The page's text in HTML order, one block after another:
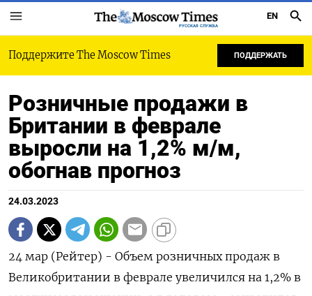
РУССКАЯ СЛУЖБА
EN
Поддержите The Moscow Times ПОДДЕРЖАТЬ
Розничные продажи в
Британии в феврале
выросли на 1,2% м/м,
обогнав прогноз
24.03.2023
24 мар (Рейтер) - Объем розничных продаж в
Великобритании в феврале увеличился на 1,2% в